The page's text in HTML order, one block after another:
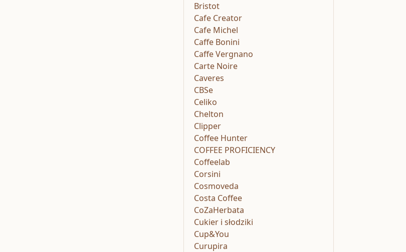
Bristot
Cafe Creator
Cafe Michel
Caffe Bonini
Caffe Vergnano
Carte Noire
Caveres
CBSe
Celiko
Chelton
Clipper
Coffee Hunter
COFFEE PROFICIENCY
Coffeelab
Corsini
Cosmoveda
Costa Coffee
CoZaHerbata
Cukier i słodziki
Cup&You
Curupira